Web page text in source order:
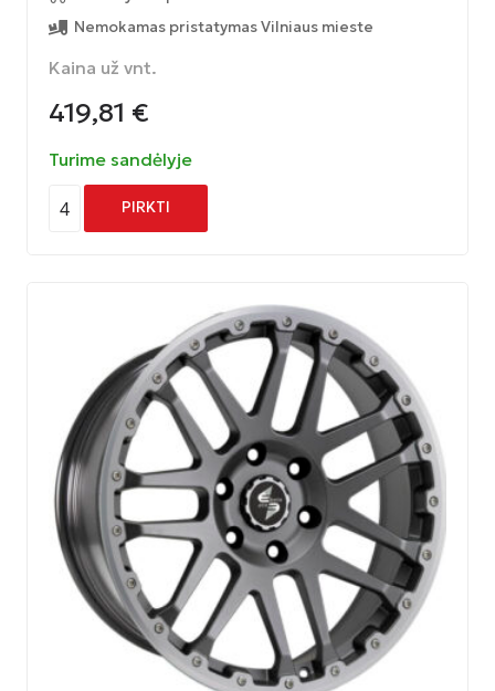
Nemokamas pristatymas Vilniaus mieste
Kaina už vnt.
419,81 €
Turime sandėlyje
4 PIRKTI